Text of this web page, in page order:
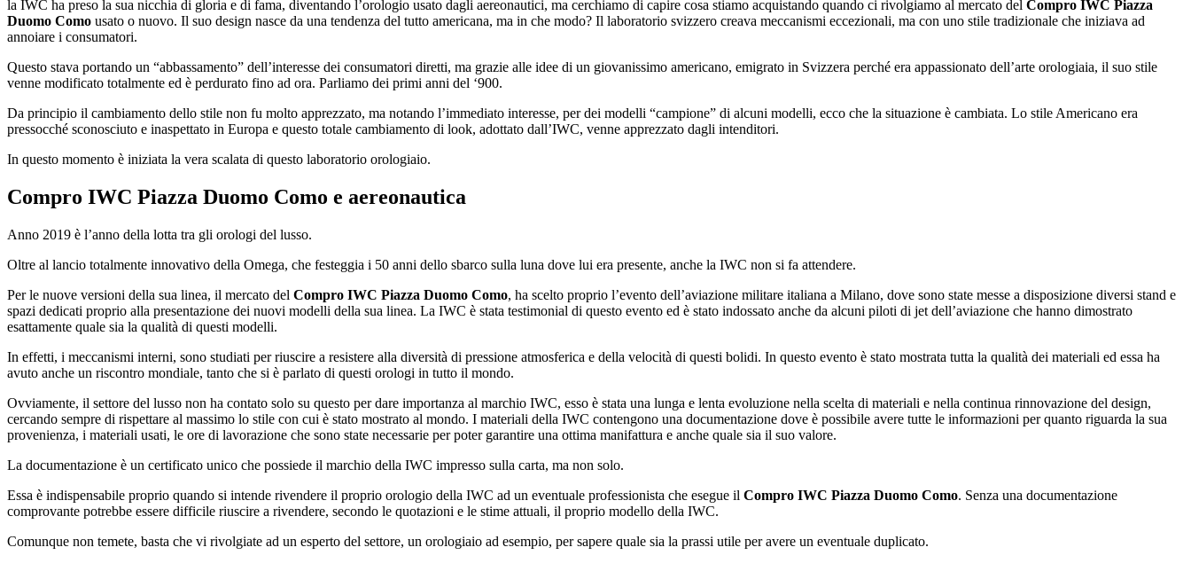
la IWC ha preso la sua nicchia di gloria e di fama, diventando l’orologio usato dagli aereonautici, ma cerchiamo di capire cosa stiamo acquistando quando ci rivolgiamo al mercato del Compro IWC Piazza
Duomo Como usato o nuovo. Il suo design nasce da una tendenza del tutto americana, ma in che modo? Il laboratorio svizzero creava meccanismi eccezionali, ma con uno stile tradizionale che iniziava ad
annoiare i consumatori.
Questo stava portando un “abbassamento” dell’interesse dei consumatori diretti, ma grazie alle idee di un giovanissimo americano, emigrato in Svizzera perché era appassionato dell’arte orologiaia, il suo stile
venne modificato totalmente ed è perdurato fino ad ora. Parliamo dei primi anni del ‘900.
Da principio il cambiamento dello stile non fu molto apprezzato, ma notando l’immediato interesse, per dei modelli “campione” di alcuni modelli, ecco che la situazione è cambiata. Lo stile Americano era
pressocché sconosciuto e inaspettato in Europa e questo totale cambiamento di look, adottato dall’IWC, venne apprezzato dagli intenditori.
In questo momento è iniziata la vera scalata di questo laboratorio orologiaio.
Compro IWC Piazza Duomo Como e aereonautica
Anno 2019 è l’anno della lotta tra gli orologi del lusso.
Oltre al lancio totalmente innovativo della Omega, che festeggia i 50 anni dello sbarco sulla luna dove lui era presente, anche la IWC non si fa attendere.
Per le nuove versioni della sua linea, il mercato del Compro IWC Piazza Duomo Como, ha scelto proprio l’evento dell’aviazione militare italiana a Milano, dove sono state messe a disposizione diversi stand e
spazi dedicati proprio alla presentazione dei nuovi modelli della sua linea. La IWC è stata testimonial di questo evento ed è stato indossato anche da alcuni piloti di jet dell’aviazione che hanno dimostrato
esattamente quale sia la qualità di questi modelli.
In effetti, i meccanismi interni, sono studiati per riuscire a resistere alla diversità di pressione atmosferica e della velocità di questi bolidi. In questo evento è stato mostrata tutta la qualità dei materiali ed essa ha
avuto anche un riscontro mondiale, tanto che si è parlato di questi orologi in tutto il mondo.
Ovviamente, il settore del lusso non ha contato solo su questo per dare importanza al marchio IWC, esso è stata una lunga e lenta evoluzione nella scelta di materiali e nella continua rinnovazione del design,
cercando sempre di rispettare al massimo lo stile con cui è stato mostrato al mondo. I materiali della IWC contengono una documentazione dove è possibile avere tutte le informazioni per quanto riguarda la sua
provenienza, i materiali usati, le ore di lavorazione che sono state necessarie per poter garantire una ottima manifattura e anche quale sia il suo valore.
La documentazione è un certificato unico che possiede il marchio della IWC impresso sulla carta, ma non solo.
Essa è indispensabile proprio quando si intende rivendere il proprio orologio della IWC ad un eventuale professionista che esegue il Compro IWC Piazza Duomo Como. Senza una documentazione
comprovante potrebbe essere difficile riuscire a rivendere, secondo le quotazioni e le stime attuali, il proprio modello della IWC.
Comunque non temete, basta che vi rivolgiate ad un esperto del settore, un orologiaio ad esempio, per sapere quale sia la prassi utile per avere un eventuale duplicato.